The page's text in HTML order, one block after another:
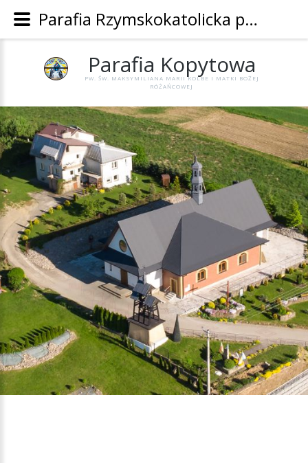
Parafia Kopytowa
PW. ŚW. MAKSYMILIANA MARII KOLBE I MATKI BOŻEJ
RÓŻAŃCOWEJ
Parafia Rzymskokatolicka pw. Św. Maksymiliana Marii Kolbe i Matki Bożej Różańcowej w Kopytowej - Parafia Kopytowa